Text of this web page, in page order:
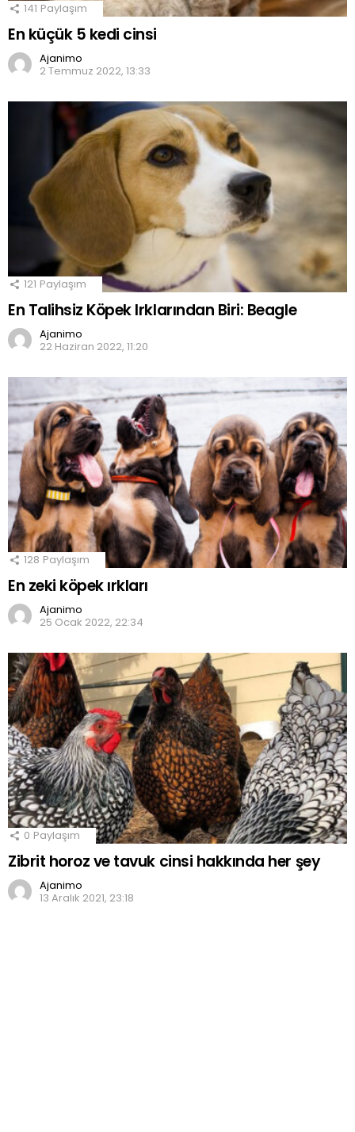
141 Paylaşım
En küçük 5 kedi cinsi
Ajanimo
2 Temmuz 2022, 13:33
121 Paylaşım
En Talihsiz Köpek Irklarından Biri: Beagle
Ajanimo
22 Haziran 2022, 11:20
128 Paylaşım
En zeki köpek ırkları
Ajanimo
25 Ocak 2022, 22:34
0 Paylaşım
Zibrit horoz ve tavuk cinsi hakkında her şey
Ajanimo
13 Aralık 2021, 23:18